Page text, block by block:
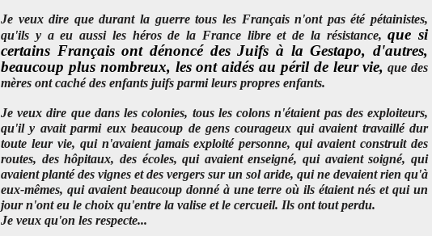
Je veux dire que durant la guerre tous les Français n'ont pas été pétainistes,
qu'ils y a eu aussi les héros de la France libre et de la résistance,que si
certains Français ont dénoncé des Juifs à la Gestapo, d'autres,
beaucoup plus nombreux, les ont aidés au péril de leur vie, que des
mères ont caché des enfants juifs parmi leurs propres enfants.
Je veux dire que dans les colonies, tous les colons n'étaient pas des exploiteurs,
qu'il y avait parmi eux beaucoup de gens courageux qui avaient travaillé dur
toute leur vie, qui n'avaient jamais exploité personne, qui avaient construit des
routes, des hôpitaux, des écoles, qui avaient enseigné, qui avaient soigné, qui
avaient planté des vignes et des vergers sur un sol aride, qui ne devaient rien qu'à
eux-mêmes, qui avaient beaucoup donné à une terre où ils étaient nés et qui un
jour n'ont eu le choix qu'entre la valise et le cercueil. Ils ont tout perdu.
Je veux qu'on les respecte...